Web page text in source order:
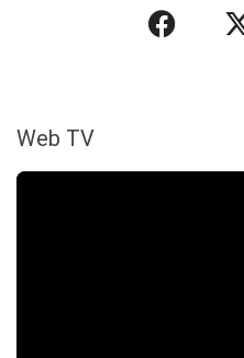
Web TV